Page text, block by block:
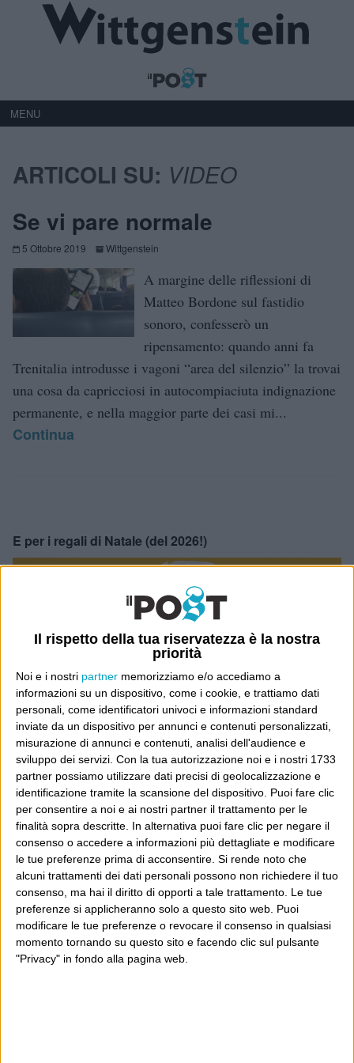
Il rispetto della tua riservatezza è la nostra
priorità
Noi e i nostri partner memorizziamo e/o accediamo a
informazioni su un dispositivo, come i cookie, e trattiamo dati
personali, come identificatori univoci e informazioni standard
inviate da un dispositivo per annunci e contenuti personalizzati,
misurazione di annunci e contenuti, analisi dell'audience e
sviluppo dei servizi. Con la tua autorizzazione noi e i nostri 1733
partner possiamo utilizzare dati precisi di geolocalizzazione e
identificazione tramite la scansione del dispositivo. Puoi fare clic
per consentire a noi e ai nostri partner il trattamento per le
finalità sopra descritte. In alternativa puoi fare clic per negare il
consenso o accedere a informazioni più dettagliate e modificare
le tue preferenze prima di acconsentire. Si rende noto che
alcuni trattamenti dei dati personali possono non richiedere il tuo
consenso, ma hai il diritto di opporti a tale trattamento. Le tue
preferenze si applicheranno solo a questo sito web. Puoi
modificare le tue preferenze o revocare il consenso in qualsiasi
momento tornando su questo sito e facendo clic sul pulsante
"Privacy" in fondo alla pagina web.
MENU
ARTICOLI SU: VIDEO
Se vi pare normale
5 Ottobre 2019 Wittgenstein
A margine delle riflessioni di
Matteo Bordone sul fastidio
sonoro, confesserò un
ripensamento: quando anni fa
Trenitalia introdusse i vagoni “area del silenzio” la trovai
una cosa da capricciosi in autocompiaciuta indignazione
permanente, e nella maggior parte dei casi mi...
Continua
E per i regali di Natale (del 2026!)